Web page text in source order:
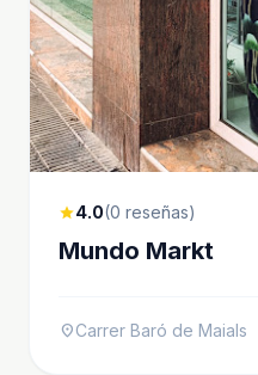
star4.0(0 reseñas)
Mundo Markt
location_onCarrer Baró de Maials